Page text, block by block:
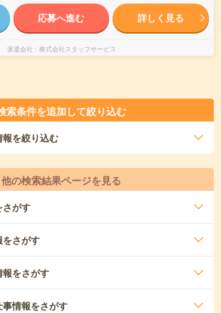
応募へ進む 詳しく見る
派遣会社 株式会社スタッフサービス
索条件を追加して絞り込む
を絞り込む
他の検索結果ページを見る
さがす
さがす
をさがす
事情報をさがす